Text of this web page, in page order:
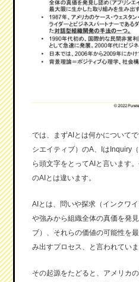
では、まずAIとは何かについて
シエイティブ）のA、IはInquiry
ら頭文字をとってAIと言います
のAIとは違います。
AIとは、問いや探求（インクワ
や強みから組織全体の真価を発
ブ）、それらの価値の可能性を
み出すプロセス、と言われていま
その起源をたどると、アメリカ